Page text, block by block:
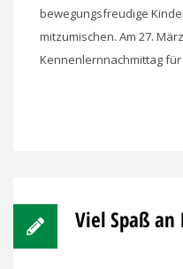
bewegungsfreudige
mitzumischen. Am 27.
Kennenlernnachmittag
Viel Spaß an